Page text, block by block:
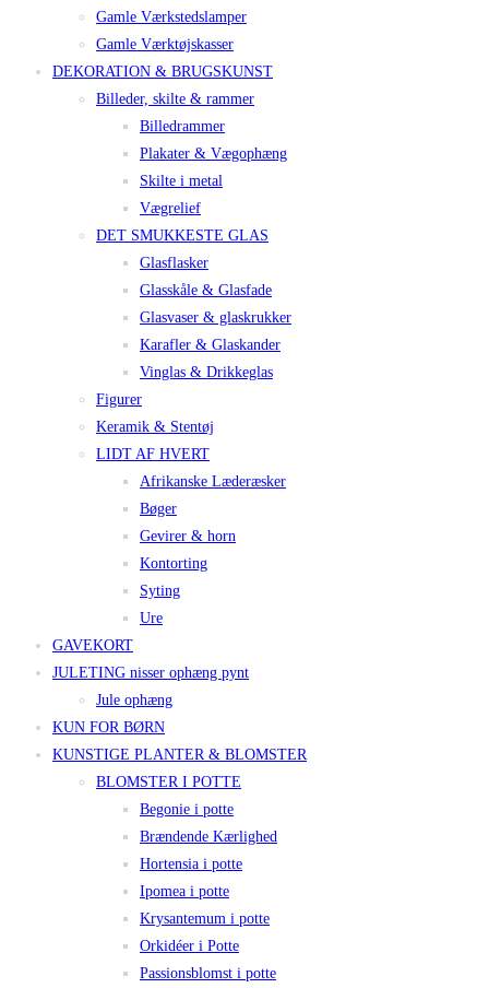
Gamle Værkstedslamper
Gamle Værktøjskasser
DEKORATION & BRUGSKUNST
Billeder, skilte & rammer
Billedrammer
Plakater & Vægophæng
Skilte i metal
Vægrelief
DET SMUKKESTE GLAS
Glasflasker
Glasskåle & Glasfade
Glasvaser & glaskrukker
Karafler & Glaskander
Vinglas & Drikkeglas
Figurer
Keramik & Stentøj
LIDT AF HVERT
Afrikanske Læderæsker
Bøger
Gevirer & horn
Kontorting
Syting
Ure
GAVEKORT
JULETING nisser ophæng pynt
Jule ophæng
KUN FOR BØRN
KUNSTIGE PLANTER & BLOMSTER
BLOMSTER I POTTE
Begonie i potte
Brændende Kærlighed
Hortensia i potte
Ipomea i potte
Krysantemum i potte
Orkidéer i Potte
Passionsblomst i potte